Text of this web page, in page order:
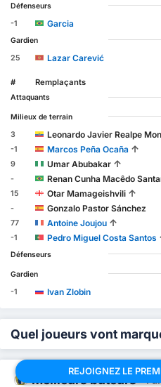
Défenseurs
-1
Garcia
Gardien
25
Lazar Carević
# Remplaçants
Attaquants
Milieux de terrain
3
Leonardo Javier Realpe
-1 Marcos Peña Ocaña ↑
9 Umar Abubakar ↑
- Renan Cunha Macêdo
15
Otar Mamageishvili ↑
- Gonzalo Pastor Sánchez
77
Antoine Joujou ↑
-1 Pedro Miguel Costa Santos
Défenseurs
Gardien
-1
Ivan Zlobin
Quel joueurs vont
Meilleurs buteurs
REJOIGNEZ LE